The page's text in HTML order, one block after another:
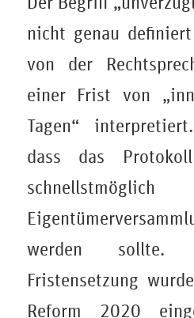
nicht genau
von der
einer Frist von
Tagen“
dass das
werden sollte.
Fristensetzung
Reform 2020